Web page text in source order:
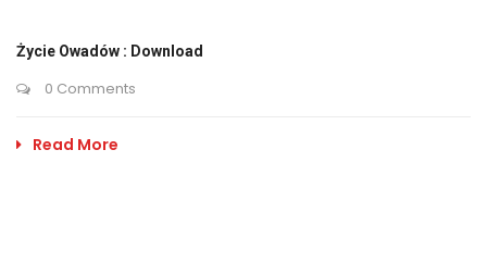
Życie Owadów : Download
0 Comments
Read More